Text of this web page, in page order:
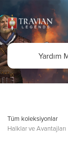
Tüm koleksiyonlar
Halklar ve Avantajları